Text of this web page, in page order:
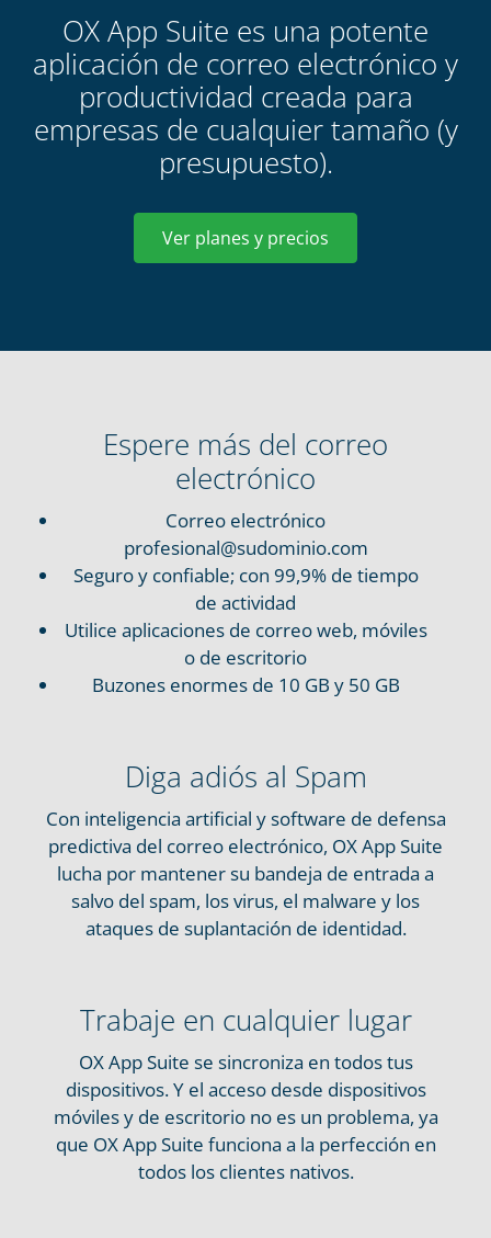
OX App Suite es una potente
aplicación de correo electrónico y
productividad creada para
empresas de cualquier tamaño (y
presupuesto).
Ver planes y precios
Espere más del correo
electrónico
Correo electrónico
profesional@sudominio.com
Seguro y confiable; con 99,9% de tiempo
de actividad
Utilice aplicaciones de correo web, móviles
o de escritorio
Buzones enormes de 10 GB y 50 GB
Diga adiós al Spam
Con inteligencia artificial y software de defensa
predictiva del correo electrónico, OX App Suite
lucha por mantener su bandeja de entrada a
salvo del spam, los virus, el malware y los
ataques de suplantación de identidad.
Trabaje en cualquier lugar
OX App Suite se sincroniza en todos tus
dispositivos. Y el acceso desde dispositivos
móviles y de escritorio no es un problema, ya
que OX App Suite funciona a la perfección en
todos los clientes nativos.